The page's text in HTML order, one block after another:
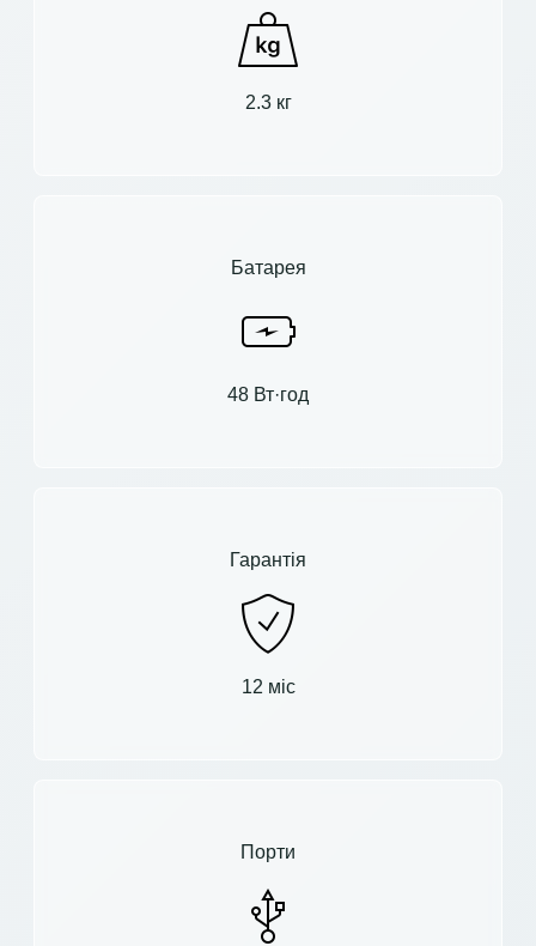
2.3 кг
Батарея
48 Вт·год
Гарантія
12 міс
Порти